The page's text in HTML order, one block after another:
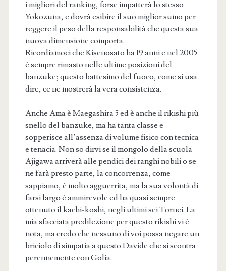
i migliori del ranking, forse impatterà lo stesso
Yokozuna, e dovrà esibire il suo miglior sumo per
reggere il peso della responsabilità che questa sua
nuova dimensione comporta.
Ricordiamoci che Kisenosato ha 19 anni e nel 2005
è sempre rimasto nelle ultime posizioni del
banzuke; questo battesimo del fuoco, come si usa
dire, ce ne mostrerà la vera consistenza.
Anche Ama è Maegashira 5 ed è anche il rikishi più
snello del banzuke, ma ha tanta classe e
sopperisce all’assenza di volume fisico con tecnica
e tenacia. Non so dirvi se il mongolo della scuola
Ajigawa arriverà alle pendici dei ranghi nobili o se
ne farà presto parte, la concorrenza, come
sappiamo, è molto agguerrita, ma la sua volontà di
farsi largo è ammirevole ed ha quasi sempre
ottenuto il kachi-koshi, negli ultimi sei Tornei. La
mia sfacciata predilezione per questo rikishi vi è
nota, ma credo che nessuno di voi possa negare un
briciolo di simpatia a questo Davide che si scontra
perennemente con Golia.